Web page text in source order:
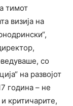
тимот
визија на
со
на развојот
година – не
критичарите,